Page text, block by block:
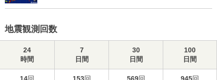
地震観測回数
24
時間
7
日間
30
日間
100
日間